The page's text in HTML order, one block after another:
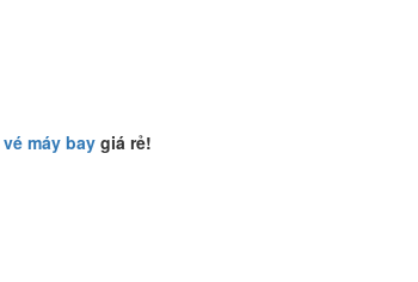
vé máy bay giá rẻ!